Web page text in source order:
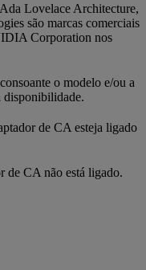
Lovelace Architecture,
são marcas comerciais
Corporation nos
o modelo e/ou a
disponibilidade.
de CA esteja ligado
de CA não está ligado.